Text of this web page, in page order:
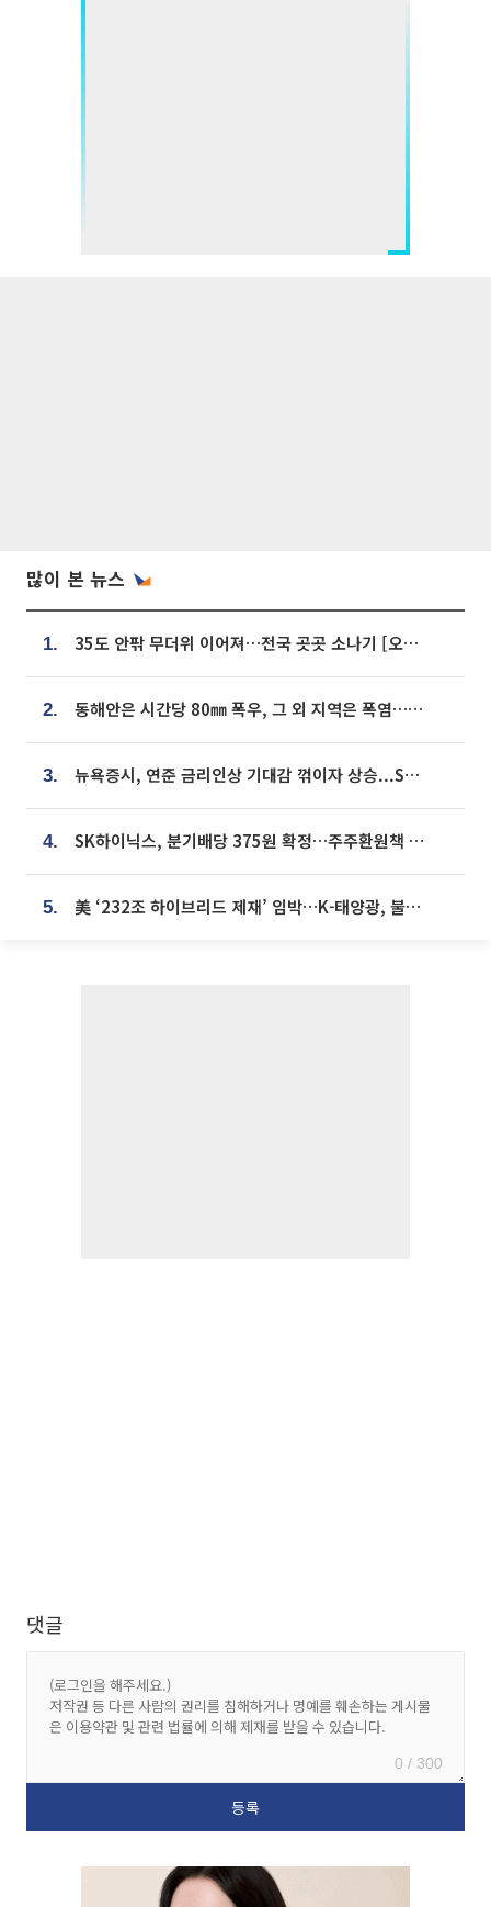
많이 본 뉴스
1. 35도 안팎 무더위 이어져…전국 곳곳 소나기 [오늘 날씨]
2. 동해안은 시간당 80㎜ 폭우, 그 외 지역은 폭염…‘극과 극 날씨’
3. 뉴욕증시, 연준 금리인상 기대감 꺾이자 상승...S&P500 사상 최고치 [종합]
4. SK하이닉스, 분기배당 375원 확정…주주환원책 9월로 앞당겨 발표
5. 美 ‘232조 하이브리드 제재’ 임박…K-태양광, 불확실성 털고 날개 다나
댓글
0 / 300